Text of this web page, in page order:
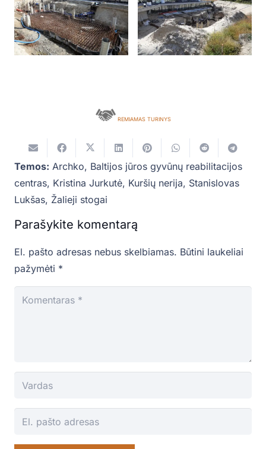
REMIAMAS TURINYS
Temos: Archko, Baltijos jūros gyvūnų reabilitacijos
centras, Kristina Jurkutė, Kuršių nerija, Stanislovas
Lukšas, Žalieji stogai
Parašykite komentarą
El. pašto adresas nebus skelbiamas. Būtini laukeliai
pažymėti *